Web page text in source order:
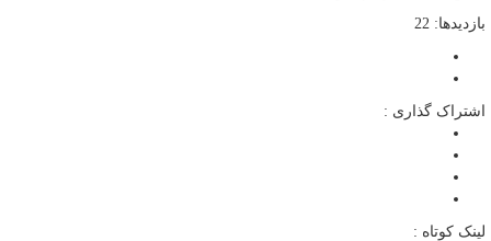
بازدیدها: 22
اشتراک گذاری :
لینک کوتاه :